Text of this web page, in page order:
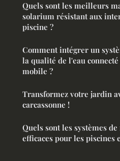
Quels sont les meilleurs
solarium résistant aux
piscine ?
Comment intégrer un
la qualité de l'eau
mobile ?
Transformez votre jardin
carcassonne !
Quels sont les systèmes
efficaces pour les piscines